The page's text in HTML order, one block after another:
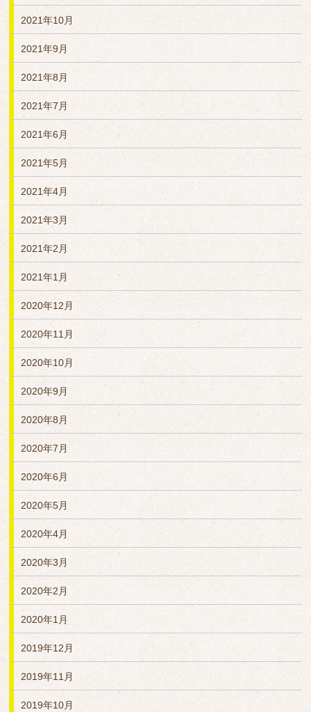
2021年10月
2021年9月
2021年8月
2021年7月
2021年6月
2021年5月
2021年4月
2021年3月
2021年2月
2021年1月
2020年12月
2020年11月
2020年10月
2020年9月
2020年8月
2020年7月
2020年6月
2020年5月
2020年4月
2020年3月
2020年2月
2020年1月
2019年12月
2019年11月
2019年10月